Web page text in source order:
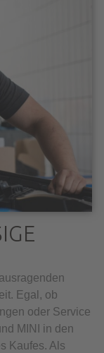
Egal, ob
oder Service
MINI in den
Kaufes. Als